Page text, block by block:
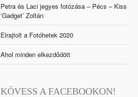
Petra és Laci jegyes fotózása – Pécs – Kiss
‘Gadget’ Zoltán
Elrajtolt a Fotóhetek 2020
Ahol minden elkezdődött
KÖVESS A FACEBOOKON!